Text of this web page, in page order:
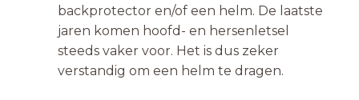
backprotector en/of een helm. De laatste
jaren komen hoofd- en hersenletsel
steeds vaker voor. Het is dus zeker
verstandig om een helm te dragen.